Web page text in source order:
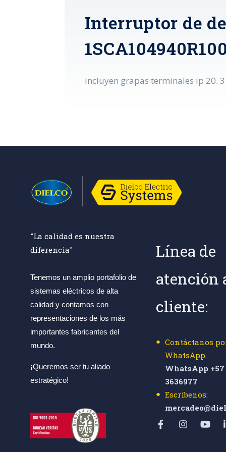
Interruptor de
incluyen grapas terminales ip 20.
"La calidad es nuestra
diferencia"
Tenemos un amplio portafolio de
sistemas eléctricos de alta
calidad y contamos con
representaciones de los más
importantes fabricantes del
mundo.
¡Queremos ser tu aliado
estratégico!
Línea de
atención
cliente:
Contáctanos
WhatsApp
WhatsApp +57
3636977
Escríbenos: